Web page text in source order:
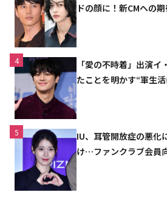
ドの顔に！新CMへの
4
「愛の不時着」出演
たことを明かす“軍生
5
IU、耳管開放症の悪化
け…ファンクラブ会員